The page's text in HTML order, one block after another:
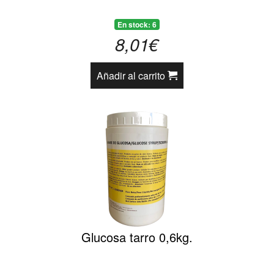
En stock: 6
8,01€
Añadir al carrito
Glucosa tarro 0,6kg.